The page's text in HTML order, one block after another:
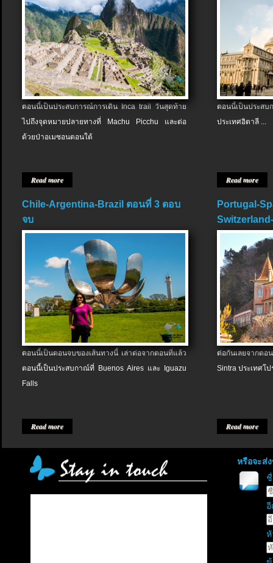
ตอนนี้เป็นประสบการณ์การเดิน Inca trail วันสุดท้าย
ไปถึงจุดหมายปลายทางที่ Machu Picchu และต่อ
ด้วยป่าอเมซอนตอนใต้
Read more
ตอนนี้เป็นประส
ประเทศอิตาลี ...
Read more
Chile-Argentina-Brazil ตอนที่ 3 ตอบ
จบ
ตอนนี้เป็นตอนจบของเส้นทางนี้ เล่าต่อจากตอนที่แล้ว
ตอนนี้เป็นประสบกาณ์ที่ Buenos Aires และ Iguazu
Falls
Read more
Portugal-
ต่อกันเลยจากต
Sintra ประเทศโป
Read more
หรือจะส่
อี
หั